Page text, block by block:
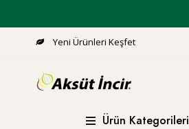
Yeni Ürünleri Keşfet
Ürün Kategorileri